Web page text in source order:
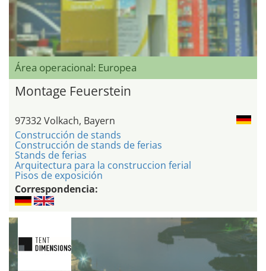
Área operacional: Europea
Montage Feuerstein
97332 Volkach, Bayern
Construcción de stands
Construcción de stands de ferias
Stands de ferias
Arquitectura para la construccion ferial
Pisos de exposición
Correspondencia: